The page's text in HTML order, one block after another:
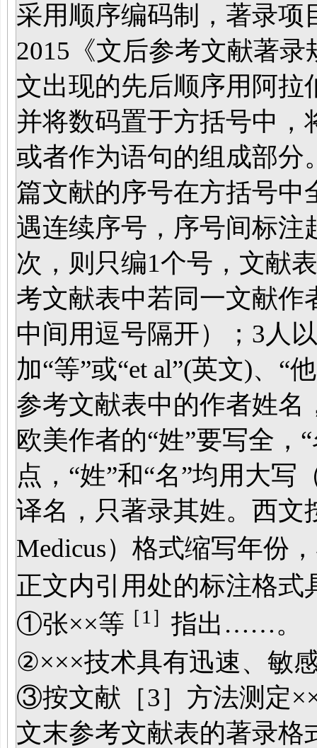
采用顺序编码制，著录
2015《文后参考文献著
文出现的先后顺序用阿拉
并将数码置于方括号中
或者作为语句的组成部分
篇文献的序号在方括号中
遇连续序号，序号间标注
次，则只编1个号，文献
考文献表中若同一文献作
中间用逗号隔开）；3人
加“等”或“et al”(英文)、“
参考文献表中的作者姓名
欧美作者的“姓”要写全，
点，“姓”和“名”均用大
译名，只著录其姓。西文
Medicus）格式缩写年份
正文内引用处的标注格式
①张××等［1 ］ 指出……。
②×××技术具有迅速、敏
③按文献［3］方法测定
文末参考文献表的著录格